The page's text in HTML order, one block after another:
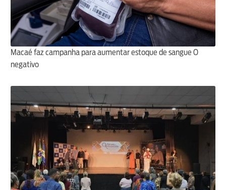
Macaé faz campanha para aumentar estoque de sangue O
negativo